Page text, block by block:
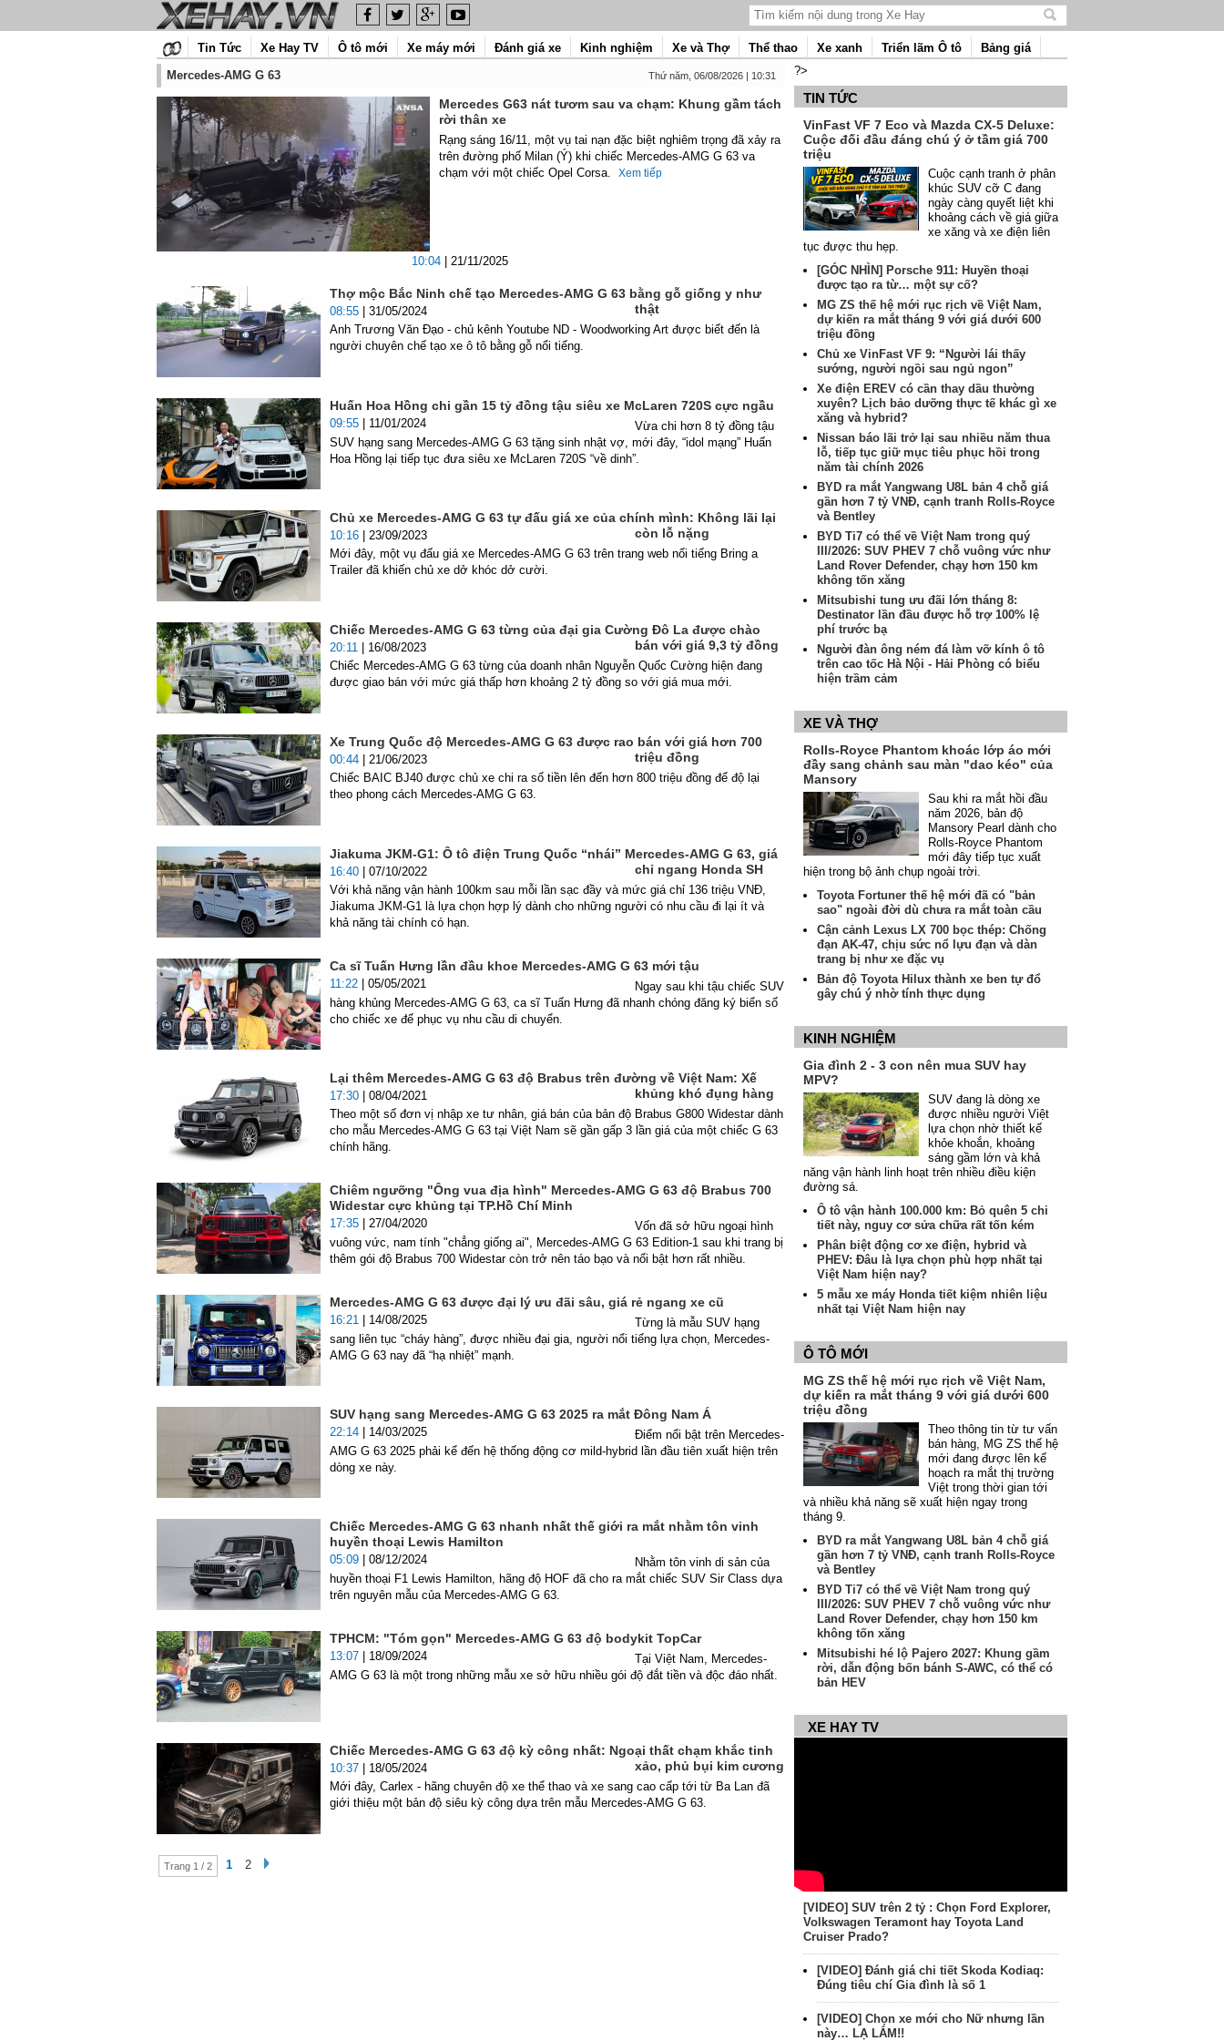
Tìm
nội
Tin Tức Xe Hay TV Ô tô mới Xe máy mới Đánh giá xe Kinh nghiệm Xe và Thợ Thể thao Xe xanh Triển lãm Ô tô
Bảng giá
Mercedes-AMG G 63
Thứ năm, 06/08/2026 | 10:31
Mercedes G63 nát tươm sau va chạm: Khung gầm tách
rời thân xe
10:04 | 21/11/2025
Rạng sáng 16/11, một vụ tai nạn đặc biệt nghiêm trọng đã xảy ra
trên đường phố Milan (Ý) khi chiếc Mercedes-AMG G 63 va
chạm với một chiếc Opel Corsa. Xem tiếp
Thợ mộc Bắc Ninh chế tạo Mercedes-AMG G 63 bằng gỗ giống y như
thật
08:55 | 31/05/2024
Anh Trương Văn Đạo - chủ kênh Youtube ND - Woodworking Art được biết đến là
người chuyên chế tạo xe ô tô bằng gỗ nổi tiếng.
Huấn Hoa Hồng chi gần 15 tỷ đồng tậu siêu xe McLaren 720S cực ngầu
09:55 | 11/01/2024
Vừa chi hơn 8 tỷ đồng tậu
SUV hạng sang Mercedes-AMG G 63 tặng sinh nhật vợ, mới đây, “idol mạng” Huấn
Hoa Hồng lại tiếp tục đưa siêu xe McLaren 720S “về dinh”.
Chủ xe Mercedes-AMG G 63 tự đấu giá xe của chính mình: Không lãi lại
còn lỗ nặng
10:16 | 23/09/2023
Mới đây, một vụ đấu giá xe Mercedes-AMG G 63 trên trang web nổi tiếng Bring a
Trailer đã khiến chủ xe dở khóc dở cười.
Chiếc Mercedes-AMG G 63 từng của đại gia Cường Đô La được chào
bán với giá 9,3 tỷ đồng
20:11 | 16/08/2023
Chiếc Mercedes-AMG G 63 từng của doanh nhân Nguyễn Quốc Cường hiện đang
được giao bán với mức giá thấp hơn khoảng 2 tỷ đồng so với giá mua mới.
Xe Trung Quốc độ Mercedes-AMG G 63 được rao bán với giá hơn 700
triệu đồng
00:44 | 21/06/2023
Chiếc BAIC BJ40 được chủ xe chi ra số tiền lên đến hơn 800 triệu đồng để độ lại
theo phong cách Mercedes-AMG G 63.
Jiakuma JKM-G1: Ô tô điện Trung Quốc “nhái” Mercedes-AMG G 63, giá
chỉ ngang Honda SH
16:40 | 07/10/2022
Với khả năng vận hành 100km sau mỗi lần sạc đầy và mức giá chỉ 136 triệu VNĐ,
Jiakuma JKM-G1 là lựa chọn hợp lý dành cho những người có nhu cầu đi lại ít và
khả năng tài chính có hạn.
Ca sĩ Tuấn Hưng lần đầu khoe Mercedes-AMG G 63 mới tậu
11:22 | 05/05/2021
Ngay sau khi tậu chiếc SUV
hàng khủng Mercedes-AMG G 63, ca sĩ Tuấn Hưng đã nhanh chóng đăng ký biển số
cho chiếc xe để phục vụ nhu cầu di chuyển.
Lại thêm Mercedes-AMG G 63 độ Brabus trên đường về Việt Nam: Xế
khủng khó đụng hàng
17:30 | 08/04/2021
Theo một số đơn vị nhập xe tư nhân, giá bán của bản độ Brabus G800 Widestar dành
cho mẫu Mercedes-AMG G 63 tại Việt Nam sẽ gần gấp 3 lần giá của một chiếc G 63
chính hãng.
Chiêm ngưỡng "Ông vua địa hình" Mercedes-AMG G 63 độ Brabus 700
Widestar cực khủng tại TP.Hồ Chí Minh
17:35 | 27/04/2020
Vốn đã sở hữu ngoại hình
vuông vức, nam tính "chẳng giống ai", Mercedes-AMG G 63 Edition-1 sau khi trang bị
thêm gói độ Brabus 700 Widestar còn trở nên táo bạo và nổi bật hơn rất nhiều.
Mercedes-AMG G 63 được đại lý ưu đãi sâu, giá rẻ ngang xe cũ
16:21 | 14/08/2025
Từng là mẫu SUV hạng
sang liên tục “cháy hàng”, được nhiều đại gia, người nổi tiếng lựa chọn, Mercedes-
AMG G 63 nay đã “hạ nhiệt” mạnh.
SUV hạng sang Mercedes-AMG G 63 2025 ra mắt Đông Nam Á
22:14 | 14/03/2025
Điểm nổi bật trên Mercedes-
AMG G 63 2025 phải kể đến hệ thống động cơ mild-hybrid lần đầu tiên xuất hiện trên
dòng xe này.
Chiếc Mercedes-AMG G 63 nhanh nhất thế giới ra mắt nhằm tôn vinh
huyền thoại Lewis Hamilton
05:09 | 08/12/2024
Nhằm tôn vinh di sản của
huyền thoại F1 Lewis Hamilton, hãng độ HOF đã cho ra mắt chiếc SUV Sir Class dựa
trên nguyên mẫu của Mercedes-AMG G 63.
TPHCM: "Tóm gọn" Mercedes-AMG G 63 độ bodykit TopCar
13:07 | 18/09/2024
Tại Việt Nam, Mercedes-
AMG G 63 là một trong những mẫu xe sở hữu nhiều gói độ đắt tiền và độc đáo nhất.
Chiếc Mercedes-AMG G 63 độ kỳ công nhất: Ngoại thất chạm khắc tinh
xảo, phủ bụi kim cương
10:37 | 18/05/2024
Mới đây, Carlex - hãng chuyên độ xe thể thao và xe sang cao cấp tới từ Ba Lan đã
giới thiệu một bản độ siêu kỳ công dựa trên mẫu Mercedes-AMG G 63.
Trang 1 / 2 1 2
?>
TIN TỨC
VinFast VF 7 Eco và Mazda CX-5 Deluxe:
Cuộc đối đầu đáng chú ý ở tầm giá 700
triệu
Cuộc cạnh tranh ở phân
khúc SUV cỡ C đang
ngày càng quyết liệt khi
khoảng cách về giá giữa
xe xăng và xe điện liên
tục được thu hẹp.
[GÓC NHÌN] Porsche 911: Huyền thoại
được tạo ra từ… một sự cố?
MG ZS thế hệ mới rục rịch về Việt Nam,
dự kiến ra mắt tháng 9 với giá dưới 600
triệu đồng
Chủ xe VinFast VF 9: “Người lái thấy
sướng, người ngồi sau ngủ ngon”
Xe điện EREV có cần thay dầu thường
xuyên? Lịch bảo dưỡng thực tế khác gì xe
xăng và hybrid?
Nissan báo lãi trở lại sau nhiều năm thua
lỗ, tiếp tục giữ mục tiêu phục hồi trong
năm tài chính 2026
BYD ra mắt Yangwang U8L bản 4 chỗ giá
gần hơn 7 tỷ VNĐ, cạnh tranh Rolls-Royce
và Bentley
BYD Ti7 có thể về Việt Nam trong quý
III/2026: SUV PHEV 7 chỗ vuông vức như
Land Rover Defender, chạy hơn 150 km
không tốn xăng
Mitsubishi tung ưu đãi lớn tháng 8:
Destinator lần đầu được hỗ trợ 100% lệ
phí trước bạ
Người đàn ông ném đá làm vỡ kính ô tô
trên cao tốc Hà Nội - Hải Phòng có biểu
hiện trầm cảm
XE VÀ THỢ
Rolls-Royce Phantom khoác lớp áo mới
đầy sang chảnh sau màn "dao kéo" của
Mansory
Sau khi ra mắt hồi đầu
năm 2026, bản độ
Mansory Pearl dành cho
Rolls-Royce Phantom
mới đây tiếp tục xuất
hiện trong bộ ảnh chụp ngoài trời.
Toyota Fortuner thế hệ mới đã có "bản
sao" ngoài đời dù chưa ra mắt toàn cầu
Cận cảnh Lexus LX 700 bọc thép: Chống
đạn AK-47, chịu sức nổ lựu đạn và dàn
trang bị như xe đặc vụ
Bản độ Toyota Hilux thành xe ben tự đổ
gây chú ý nhờ tính thực dụng
KINH NGHIỆM
Gia đình 2 - 3 con nên mua SUV hay
MPV?
SUV đang là dòng xe
được nhiều người Việt
lựa chọn nhờ thiết kế
khỏe khoắn, khoảng
sáng gầm lớn và khả
năng vận hành linh hoạt trên nhiều điều kiện
đường sá.
Ô tô vận hành 100.000 km: Bỏ quên 5 chi
tiết này, nguy cơ sửa chữa rất tốn kém
Phân biệt động cơ xe điện, hybrid và
PHEV: Đâu là lựa chọn phù hợp nhất tại
Việt Nam hiện nay?
5 mẫu xe máy Honda tiết kiệm nhiên liệu
nhất tại Việt Nam hiện nay
Ô TÔ MỚI
MG ZS thế hệ mới rục rịch về Việt Nam,
dự kiến ra mắt tháng 9 với giá dưới 600
triệu đồng
Theo thông tin từ tư vấn
bán hàng, MG ZS thế hệ
mới đang được lên kế
hoạch ra mắt thị trường
Việt trong thời gian tới
và nhiều khả năng sẽ xuất hiện ngay trong
tháng 9.
BYD ra mắt Yangwang U8L bản 4 chỗ giá
gần hơn 7 tỷ VNĐ, cạnh tranh Rolls-Royce
và Bentley
BYD Ti7 có thể về Việt Nam trong quý
III/2026: SUV PHEV 7 chỗ vuông vức như
Land Rover Defender, chạy hơn 150 km
không tốn xăng
Mitsubishi hé lộ Pajero 2027: Khung gầm
rời, dẫn động bốn bánh S-AWC, có thể có
bản HEV
XE HAY TV
[VIDEO] SUV trên 2 tỷ : Chọn Ford Explorer,
Volkswagen Teramont hay Toyota Land
Cruiser Prado?
[VIDEO] Đánh giá chi tiết Skoda Kodiaq:
Đúng tiêu chí Gia đình là số 1
[VIDEO] Chọn xe mới cho Nữ nhưng lần
này… LẠ LẮM!!